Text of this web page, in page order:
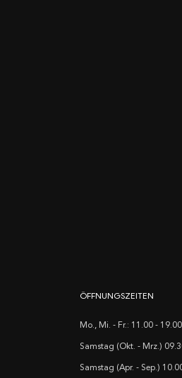
ÖFFNUNGSZEITEN
Mo., Mi. - Fr.: 11.00 -
Samstag (Okt. - Mrz.)
Samstag (Apr. - Sep.)